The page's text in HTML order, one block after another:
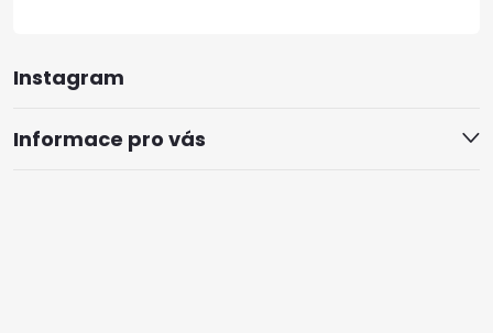
Instagram
Informace pro vás